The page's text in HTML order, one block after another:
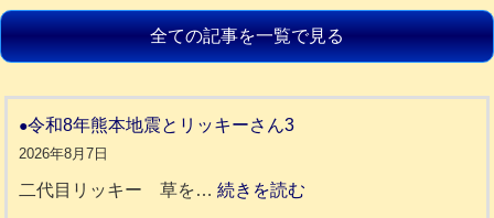
全ての記事を一覧で見る
令和8年熊本地震とリッキーさん3
2026年8月7日
二代目リッキー 草を…続きを読む